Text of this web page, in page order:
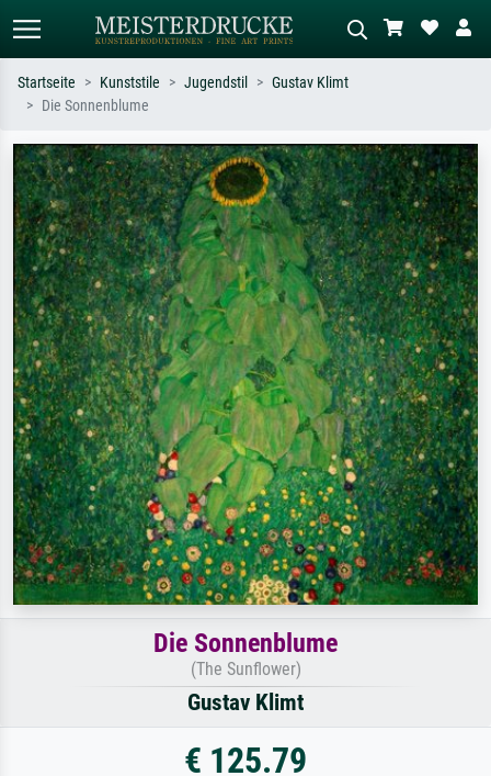
Suchen Sie nach Künstlern, Werktiteln
oder Stilen – z.B. Monet,
Sternennacht, Impressionismus, Welle
Hokusai, Akt.
Beschreiben Sie die Szene – z.B. Grüne
Wiese, Abstrakt mit viel Rot, Dunkles
Ölgemälde, Stehender Akt neben einem
Baum.
Startseite Kunststile Jugendstil
Gustav Klimt
Die Sonnenblume
Die Sonnenblume
(The Sunflower)
Gustav Klimt
€ 125.79